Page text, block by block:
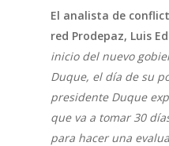
El analista de
red Prodepaz, Luis
inicio del nuevo
Duque, el día de su
presidente Duque
que va a tomar 30
para hacer una